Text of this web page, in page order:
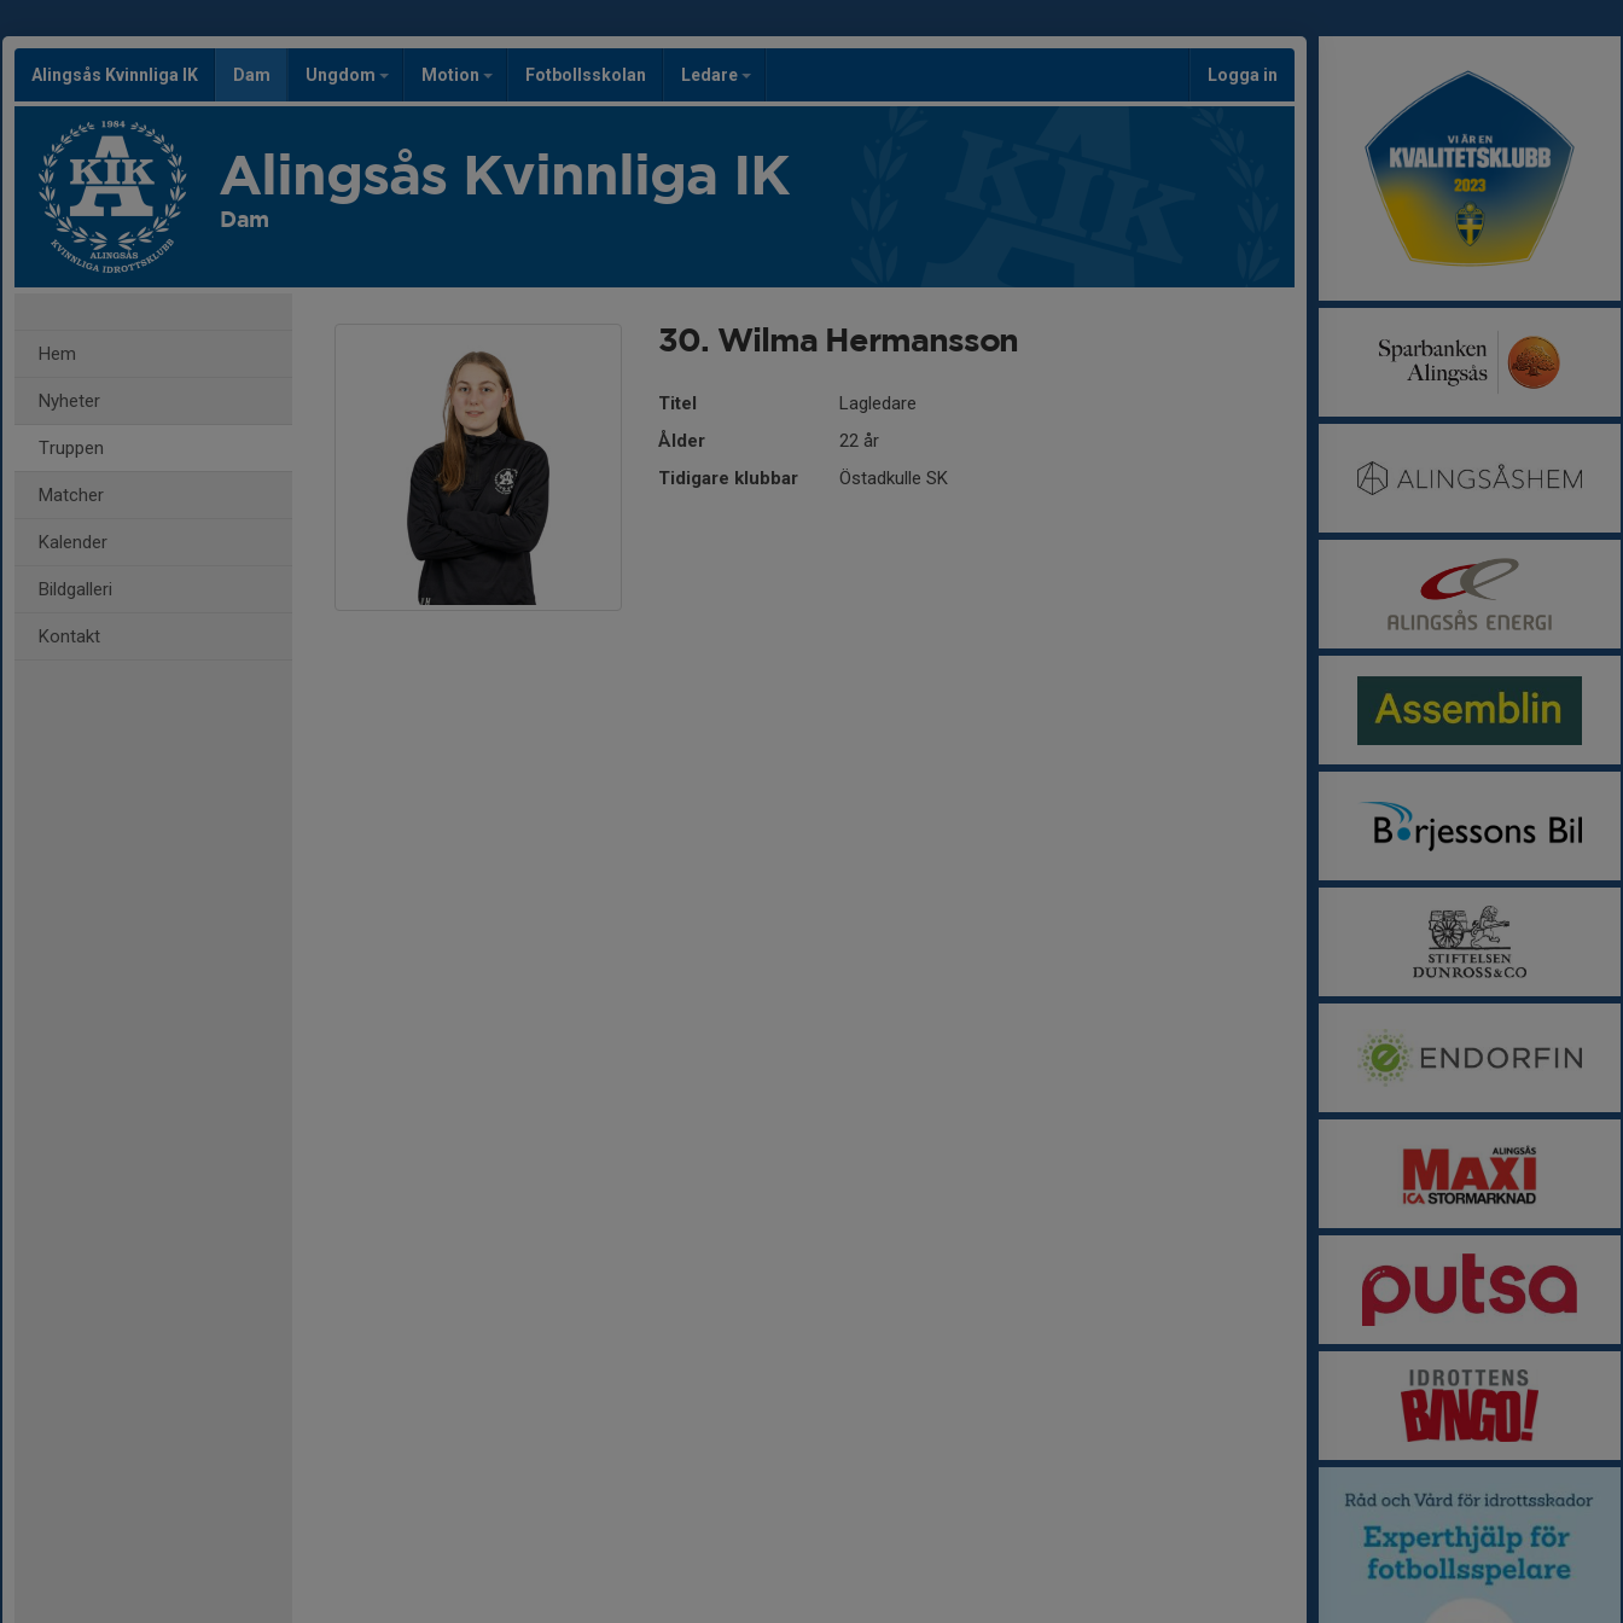
Alingsås Kvinnliga IK Dam Ungdom Motion Fotbollsskolan Ledare Logga in
Alingsås Kvinnliga IK
Dam
Hem
Nyheter
Truppen
Matcher
Kalender
Bildgalleri
Kontakt
30. Wilma Hermansson
Titel
Lagledare
Ålder
22 år
Tidigare klubbar
Östadkulle SK